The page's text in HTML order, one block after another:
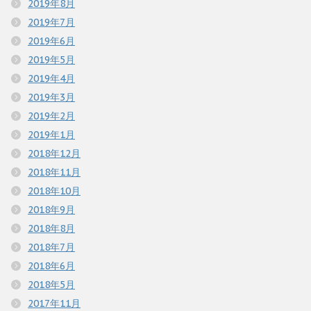
2019年8月
2019年7月
2019年6月
2019年5月
2019年4月
2019年3月
2019年2月
2019年1月
2018年12月
2018年11月
2018年10月
2018年9月
2018年8月
2018年7月
2018年6月
2018年5月
2017年11月